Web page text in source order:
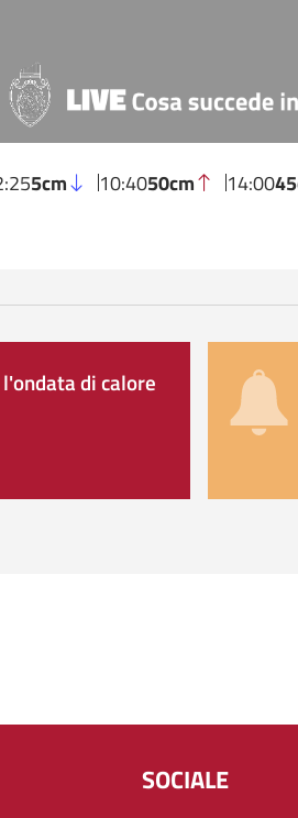
5cm 10:4050cm 14:00
di calore
SOCIALE